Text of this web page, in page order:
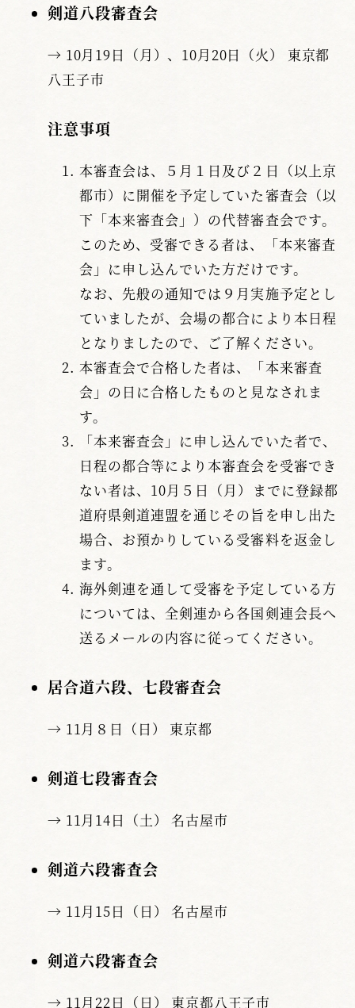
剣道八段審査会
→ 10月19日（月）、10月20日（火） 東京都
八王子市
注意事項
本審査会は、５月１日及び２日（以上京
都市）に開催を予定していた審査会（以
下「本来審査会」）の代替審査会です。
このため、受審できる者は、「本来審査
会」に申し込んでいた方だけです。
なお、先般の通知では９月実施予定とし
ていましたが、会場の都合により本日程
となりましたので、ご了解ください。
本審査会で合格した者は、「本来審査
会」の日に合格したものと見なされま
す。
「本来審査会」に申し込んでいた者で、
日程の都合等により本審査会を受審でき
ない者は、10月５日（月）までに登録都
道府県剣道連盟を通じその旨を申し出た
場合、お預かりしている受審料を返金し
ます。
海外剣連を通して受審を予定している方
については、全剣連から各国剣連会長へ
送るメールの内容に従ってください。
居合道六段、七段審査会
→ 11月８日（日） 東京都
剣道七段審査会
→ 11月14日（土） 名古屋市
剣道六段審査会
→ 11月15日（日） 名古屋市
剣道六段審査会
→ 11月22日（日） 東京都八王子市